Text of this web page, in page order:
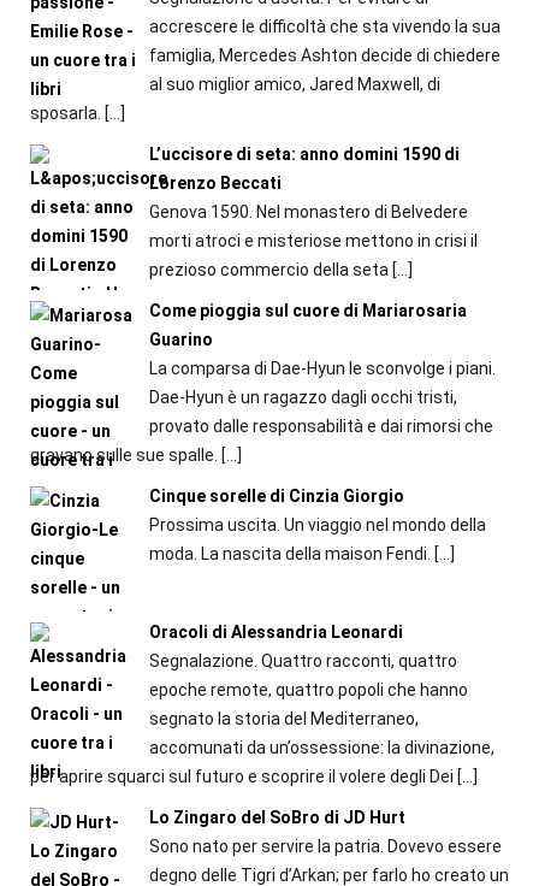
accrescere le difficoltà che sta vivendo la sua
famiglia, Mercedes Ashton decide di chiedere
al suo miglior amico, Jared Maxwell, di
sposarla. […]
L’uccisore di seta: anno domini 1590 di
Lorenzo Beccati
Genova 1590. Nel monastero di Belvedere
morti atroci e misteriose mettono in crisi il
prezioso commercio della seta[…]
Come pioggia sul cuore di Mariarosaria
Guarino
La comparsa di Dae-Hyun le sconvolge i piani.
Dae-Hyun è un ragazzo dagli occhi tristi,
provato dalle responsabilità e dai rimorsi che
gravano sulle sue spalle. […]
Cinque sorelle di Cinzia Giorgio
Prossima uscita. Un viaggio nel mondo della
moda. La nascita della maison Fendi. […]
Oracoli di Alessandria Leonardi
Segnalazione. Quattro racconti, quattro
epoche remote, quattro popoli che hanno
segnato la storia del Mediterraneo,
accomunati da un’ossessione: la divinazione,
per aprire squarci sul futuro e scoprire il volere degli Dei […]
Lo Zingaro del SoBro di JD Hurt
Sono nato per servire la patria. Dovevo essere
degno delle Tigri d’Arkan; per farlo ho creato un